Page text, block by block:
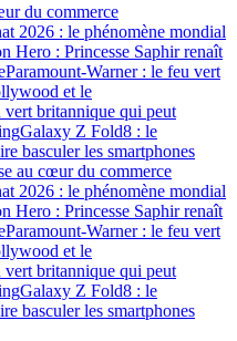
du commerce
2026 : le phénomène mondial
Hero : Princesse Saphir renaît
Paramount-Warner : le feu vert
et le
vert britannique qui peut
Galaxy Z Fold8 : le
basculer les smartphones
au cœur du commerce
2026 : le phénomène mondial
Hero : Princesse Saphir renaît
Paramount-Warner : le feu vert
et le
vert britannique qui peut
Galaxy Z Fold8 : le
basculer les smartphones